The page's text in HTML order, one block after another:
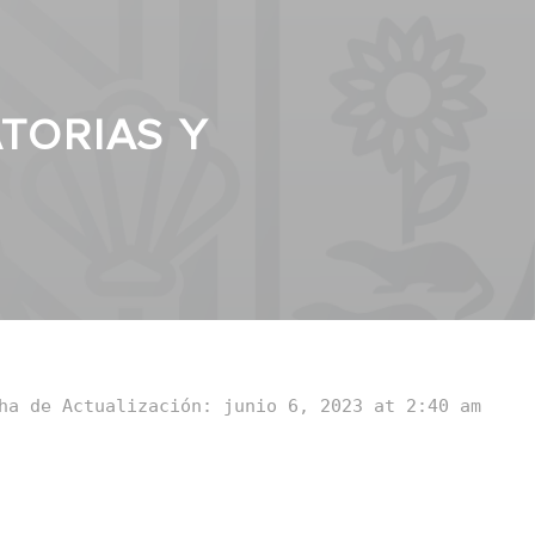
Y
de Actualización: junio 6, 2023 at 2:40 am